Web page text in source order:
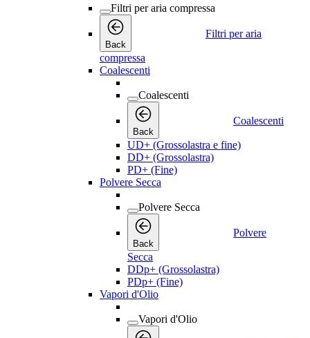
Filtri per aria compressa
Back
Filtri per aria
compressa
Coalescenti
Coalescenti
Back
Coalescenti
UD+ (Grossolastra e fine)
DD+ (Grossolastra)
PD+ (Fine)
Polvere Secca
Polvere Secca
Back
Polvere
Secca
DDp+ (Grossolastra)
PDp+ (Fine)
Vapori d'Olio
Vapori d'Olio